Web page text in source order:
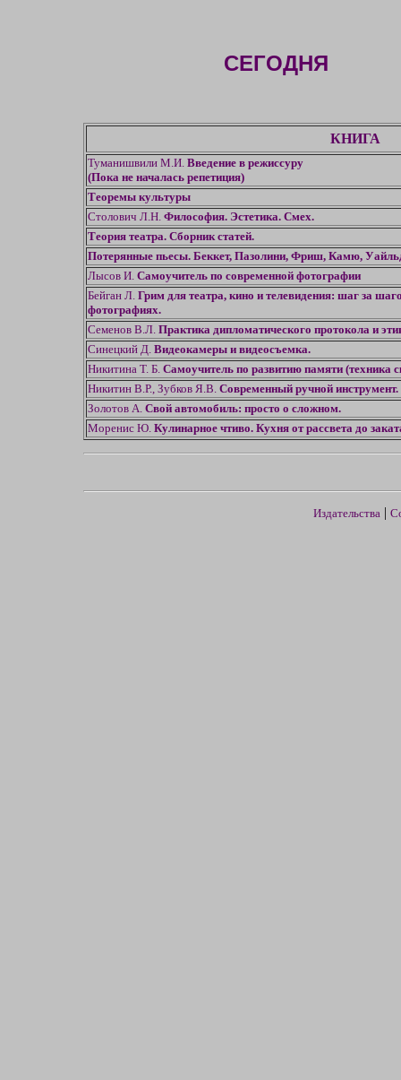
СЕГОДНЯ
КНИГА
Туманишвили М.И. Введение в режиссуру
(Пока не началась репетиция)
Теоремы культуры
Столович Л.Н. Философия. Эстетика. Смех.
Теория театра. Сборник статей.
Потерянные пьесы. Беккет, Пазолини, Фриш, Камю,
Лысов И. Самоучитель по современной фотографии
Бейган Л. Грим для театра, кино и телевидения: шаг за
фотографиях.
Семенов В.Л. Практика дипломатического протокола и
Синецкий Д. Видеокамеры и видеосъемка.
Никитина Т. Б. Самоучитель по развитию памяти (техника
Никитин В.Р., Зубков Я.В. Современный ручной инструмент.
Золотов А. Свой автомобиль: просто о сложном.
Моренис Ю. Кулинарное чтиво. Кухня от рассвета до
Издательства |